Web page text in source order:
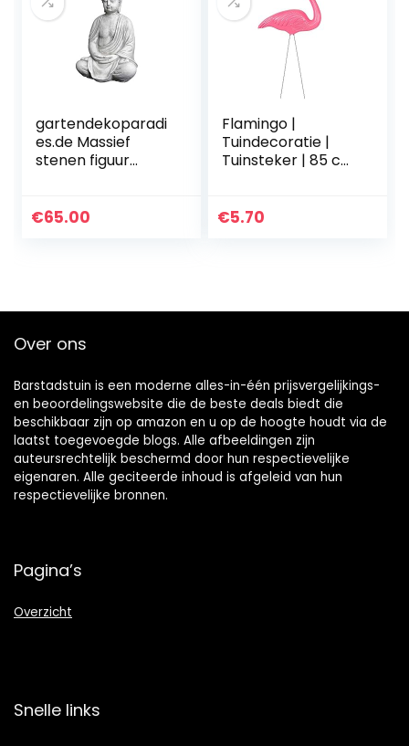
gartendekoparadi
es.de Massief
stenen figuur
vorstbestendig
€65.00
Flamingo |
Tuindecoratie |
Tuinsteker | 85 cm
€5.70
Over ons
Barstadstuin is een moderne alles-in-één prijsvergelijkings-
en beoordelingswebsite die de beste deals biedt die
beschikbaar zijn op amazon en u op de hoogte houdt via de
laatst toegevoegde blogs. Alle afbeeldingen zijn
auteursrechtelijk beschermd door hun respectievelijke
eigenaren. Alle geciteerde inhoud is afgeleid van hun
respectievelijke bronnen.
Pagina’s
Overzicht
Snelle links